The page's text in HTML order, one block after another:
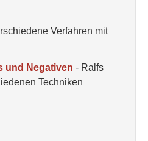
Verfahren mit
und Negativen - Ralfs
Techniken